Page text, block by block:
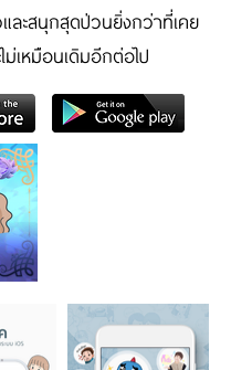
ละสนุกสุดป่วนยิ่งกว่าที่เคย
เหมือนเดิมอีกต่อไป